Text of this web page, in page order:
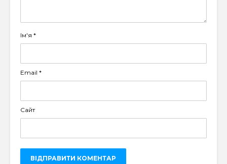
Ім'я *
Email *
Сайт